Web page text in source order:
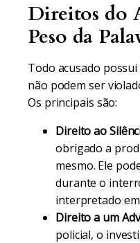
Direitos do
Peso da
Todo acusado
não podem ser
Os principais são:
Direito ao
obrigado a
mesmo. Ele
durante o
interpretado
Direito a um
policial, o